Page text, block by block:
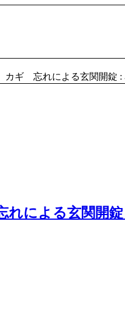
ギ 忘れによる玄関開
による玄関開